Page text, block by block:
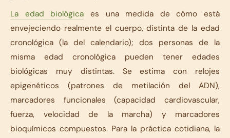
La edad biológica es una medida de cómo está
envejeciendo realmente el cuerpo, distinta de la edad
cronológica (la del calendario); dos personas de la
misma edad cronológica pueden tener edades
biológicas muy distintas. Se estima con relojes
epigenéticos (patrones de metilación del ADN),
marcadores funcionales (capacidad cardiovascular,
fuerza, velocidad de la marcha) y marcadores
bioquímicos compuestos. Para la práctica cotidiana, la